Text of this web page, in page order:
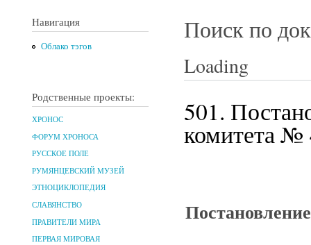
Навигация
Облако тэгов
Родственные проекты:
ХРОНОС
ФОРУМ ХРОНОСА
РУССКОЕ ПОЛЕ
РУМЯНЦЕВСКИЙ МУЗЕЙ
ЭТНОЦИКЛОПЕДИЯ
СЛАВЯНСТВО
ПРАВИТЕЛИ МИРА
ПЕРВАЯ МИРОВАЯ
Поиск по
Loading
501.
комитета №